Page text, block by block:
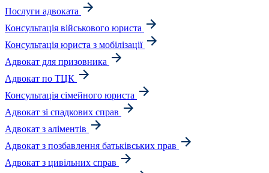
Послуги адвоката
Консультація військового юриста
Консультація юриста з мобілізації
Адвокат для призовника
Адвокат по ТЦК
Консультація сімейного юриста
Адвокат зі спадкових справ
Адвокат з аліментів
Адвокат з позбавлення батьківських прав
Адвокат з цивільних справ